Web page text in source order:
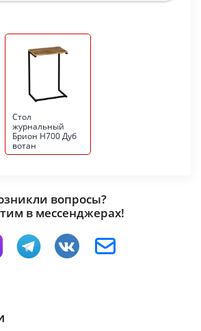
Стол
журнальный
Брион Н700 Дуб
вотан
вопросы?
в мессенджерах!